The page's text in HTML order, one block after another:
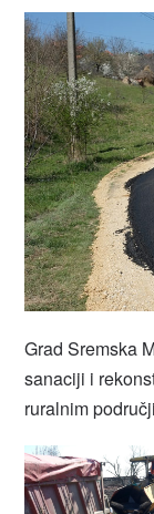
Grad Sremska
sanaciji i
ruralnim